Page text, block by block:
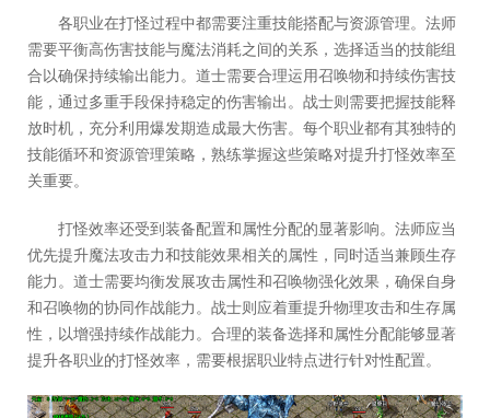
各职业在打怪过程中都需要注重技能搭配与资源管理。法师
需要平衡高伤害技能与魔法消耗之间的关系，选择适当的技能组
合以确保持续输出能力。道士需要合理运用召唤物和持续伤害技
能，通过多重手段保持稳定的伤害输出。战士则需要把握技能释
放时机，充分利用爆发期造成最大伤害。每个职业都有其独特的
技能循环和资源管理策略，熟练掌握这些策略对提升打怪效率至
关重要。
打怪效率还受到装备配置和属性分配的显著影响。法师应当
优先提升魔法攻击力和技能效果相关的属性，同时适当兼顾生存
能力。道士需要均衡发展攻击属性和召唤物强化效果，确保自身
和召唤物的协同作战能力。战士则应着重提升物理攻击和生存属
性，以增强持续作战能力。合理的装备选择和属性分配能够显著
提升各职业的打怪效率，需要根据职业特点进行针对性配置。